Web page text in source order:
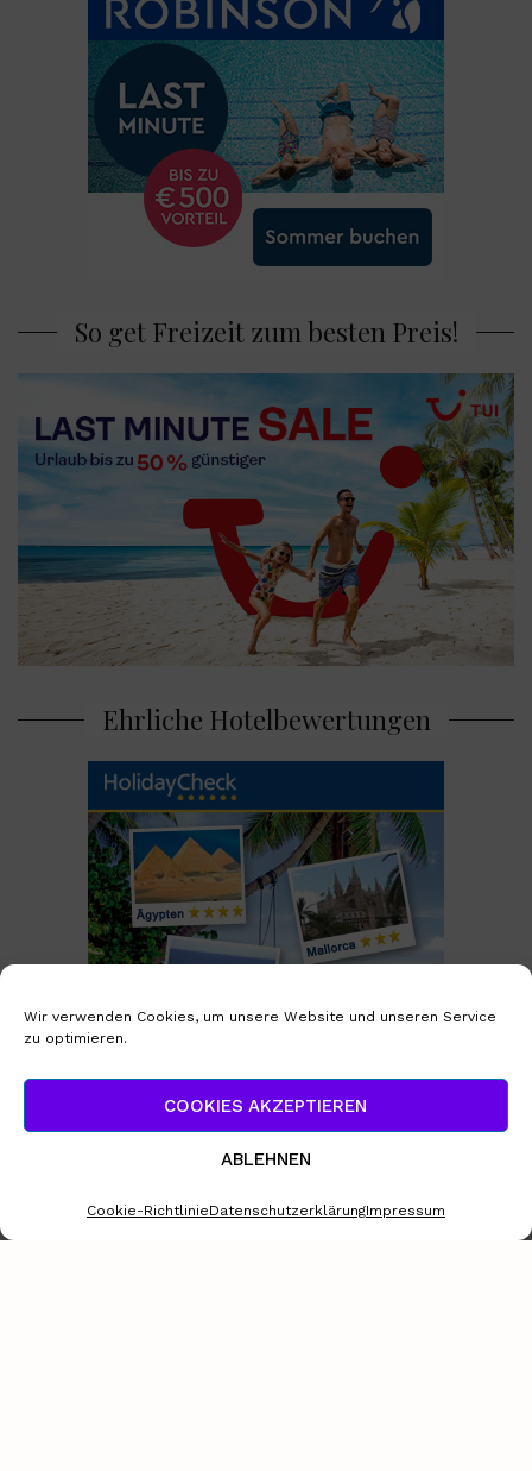
Wir verwenden Cookies, um unsere Website und unseren Service
zu optimieren.
COOKIES AKZEPTIEREN
ABLEHNEN
Cookie-RichtlinieDatenschutzerklärungImpressum
So get Freizeit zum besten Preis!
Ehrliche Hotelbewertungen
Sixt ist cool